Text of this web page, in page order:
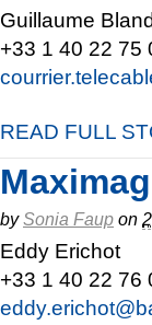
Guillaume
+33 1 40 22 75
READ FULL
by Sonia Faup on
Eddy Erichot
+33 1 40 22 76